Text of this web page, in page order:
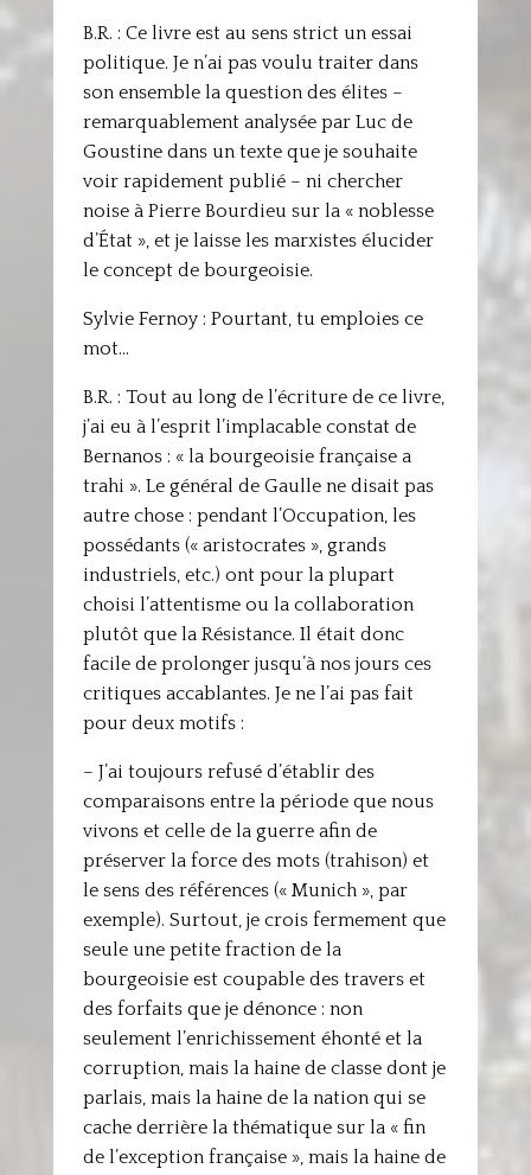
B.R. : Ce livre est au sens strict un essai
politique. Je n’ai pas voulu traiter dans
son ensemble la question des élites –
remarquablement analysée par Luc de
Goustine dans un texte que je souhaite
voir rapidement publié – ni chercher
noise à Pierre Bourdieu sur la « noblesse
d’État », et je laisse les marxistes élucider
le concept de bourgeoisie.
Sylvie Fernoy : Pourtant, tu emploies ce
mot…
B.R. : Tout au long de l’écriture de ce livre,
j’ai eu à l’esprit l’implacable constat de
Bernanos : « la bourgeoisie française a
trahi ». Le général de Gaulle ne disait pas
autre chose : pendant l’Occupation, les
possédants (« aristocrates », grands
industriels, etc.) ont pour la plupart
choisi l’attentisme ou la collaboration
plutôt que la Résistance. Il était donc
facile de prolonger jusqu’à nos jours ces
critiques accablantes. Je ne l’ai pas fait
pour deux motifs :
– J’ai toujours refusé d’établir des
comparaisons entre la période que nous
vivons et celle de la guerre afin de
préserver la force des mots (trahison) et
le sens des références (« Munich », par
exemple). Surtout, je crois fermement que
seule une petite fraction de la
bourgeoisie est coupable des travers et
des forfaits que je dénonce : non
seulement l’enrichissement éhonté et la
corruption, mais la haine de classe dont je
parlais, mais la haine de la nation qui se
cache derrière la thématique sur la « fin
de l’exception française », mais la haine de